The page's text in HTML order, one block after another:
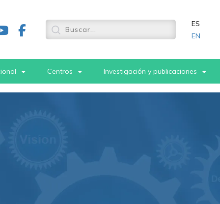
ES
EN
Centros Investigación y publicaciones